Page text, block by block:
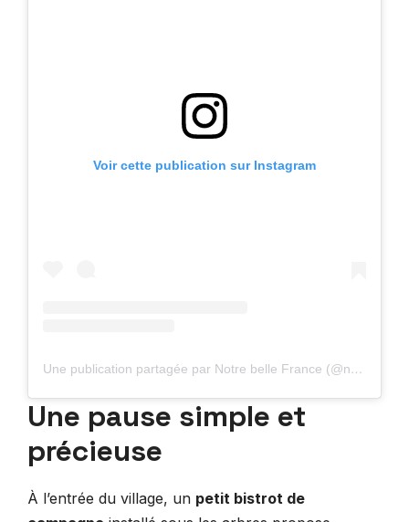
Voir cette publication sur Instagram
Une publication partagée par Notre belle France (@nos_belles_regions)
Une pause simple et
précieuse
À l’entrée du village, un petit bistrot de